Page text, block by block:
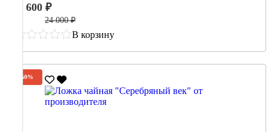
9 600 ₽
24 000 ₽
В корзину
-60%